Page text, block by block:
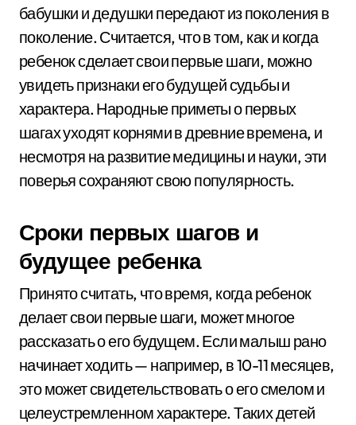
бабушки и дедушки передают из поколения в
поколение. Считается, что в том, как и когда
ребенок сделает свои первые шаги, можно
увидеть признаки его будущей судьбы и
характера. Народные приметы о первых
шагах уходят корнями в древние времена, и
несмотря на развитие медицины и науки, эти
поверья сохраняют свою популярность.
Сроки первых шагов и
будущее ребенка
Принято считать, что время, когда ребенок
делает свои первые шаги, может многое
рассказать о его будущем. Если малыш рано
начинает ходить — например, в 10-11 месяцев,
это может свидетельствовать о его смелом и
целеустремленном характере. Таких детей